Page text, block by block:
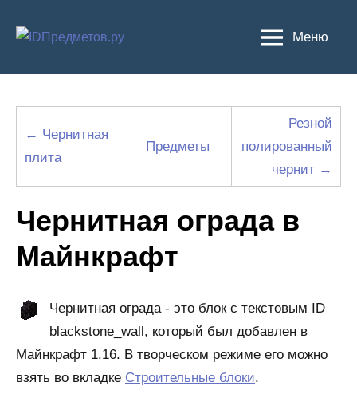
Меню
← Чернитная
плита
Предметы
Резной
полированный
чернит →
Чернитная ограда в
Майнкрафт
Чернитная ограда - это блок с текстовым ID
blackstone_wall, который был добавлен в
Майнкрафт 1.16. В творческом режиме его можно
взять во вкладке Строительные блоки.